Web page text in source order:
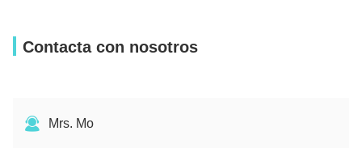
Contacta con nosotros
Mrs. Mo